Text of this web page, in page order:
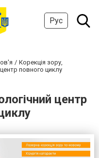
Рус
Корекція зору,
повного циклу
центр